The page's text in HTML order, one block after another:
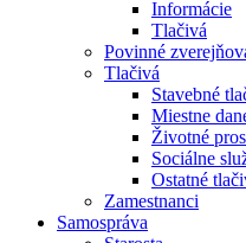
Informácie
Tlačivá
Povinné
Tlačivá
Stavebné
Miestne
Životné
Sociálne
Ostatné
Zamestnanci
Samospráva